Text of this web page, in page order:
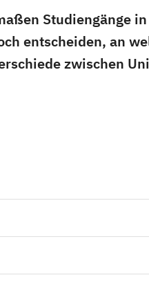
Studiengänge
entscheiden, an
zwischen